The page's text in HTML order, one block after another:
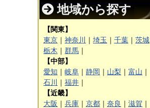
地域から探す
【関東】
東京
神奈川 埼玉 千葉 茨城
栃木
群馬
【中部】
愛知
岐阜 静岡 山梨 富山
石川
福井
【近畿】
大阪
兵庫 京都 奈良 滋賀